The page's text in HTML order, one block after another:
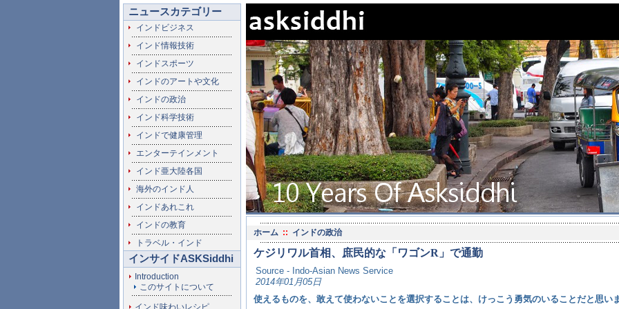
ニュースカテゴリー
インドビジネス
インド情報技術
インドスポーツ
インドのアートや文化
インドの政治
インド科学技術
インドで健康管理
エンターテインメント
インド亜大陸各国
海外のインド人
インドあれこれ
インドの教育
トラベル・インド
インサイドASKSiddhi
Introduction
このサイトについて
インド味わいレシピ
ホーム :: インドの政治
ケジリワル首相、庶民的な「ワゴンR」で通勤
Source - Indo-Asian News Service
2014年01月05日
使えるものを、敢えて使わないことを選択することは、けっこう勇気のいることだと思い